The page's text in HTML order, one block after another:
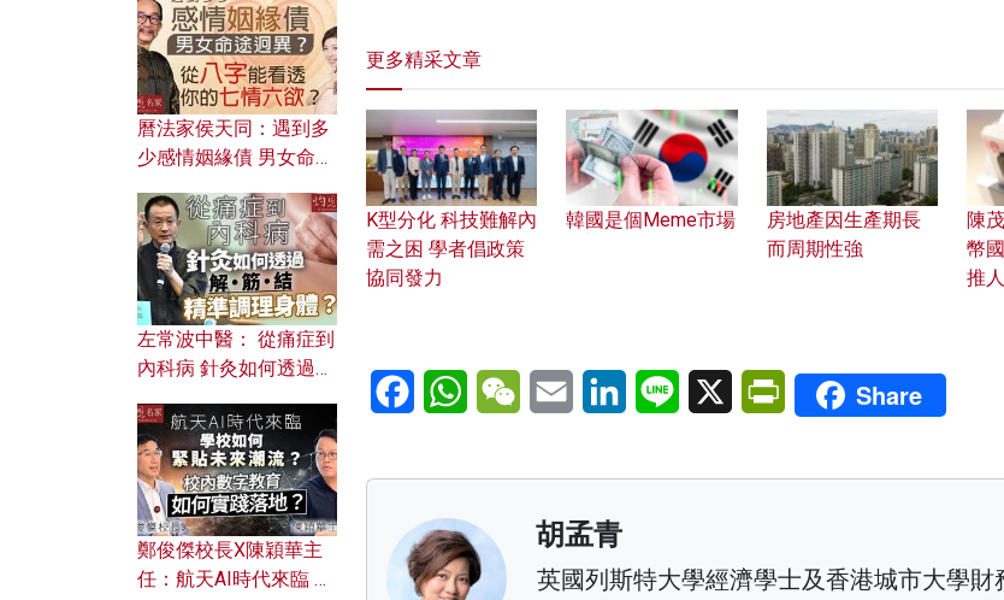
更多精采文章
K型分化 科技難解內
需之困 學者倡政策
協同發力
韓國是個Meme市場
房地產因生產期長
而周期性強
陳
幣
推
FacebookWhatsAppWeChatEmail LinkedInLine X PrintFriendly
Share
胡孟青
英國列斯特大學經濟學士及香港城市大學財
曆法家侯天同：遇到多
少感情姻緣債 男女命途
的七情六欲？
左常波中醫： 從痛症到
內科病 針灸如何透過解
鄭俊傑校長X陳穎華主
任：航天AI時代來臨 學